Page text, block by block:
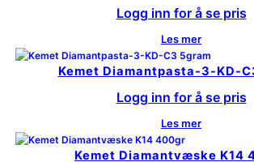
Logg inn for å se pris
Les mer
Kemet Diamantpasta-3-KD-
Logg inn for å se pris
Les mer
Kemet Diamantvæske K14